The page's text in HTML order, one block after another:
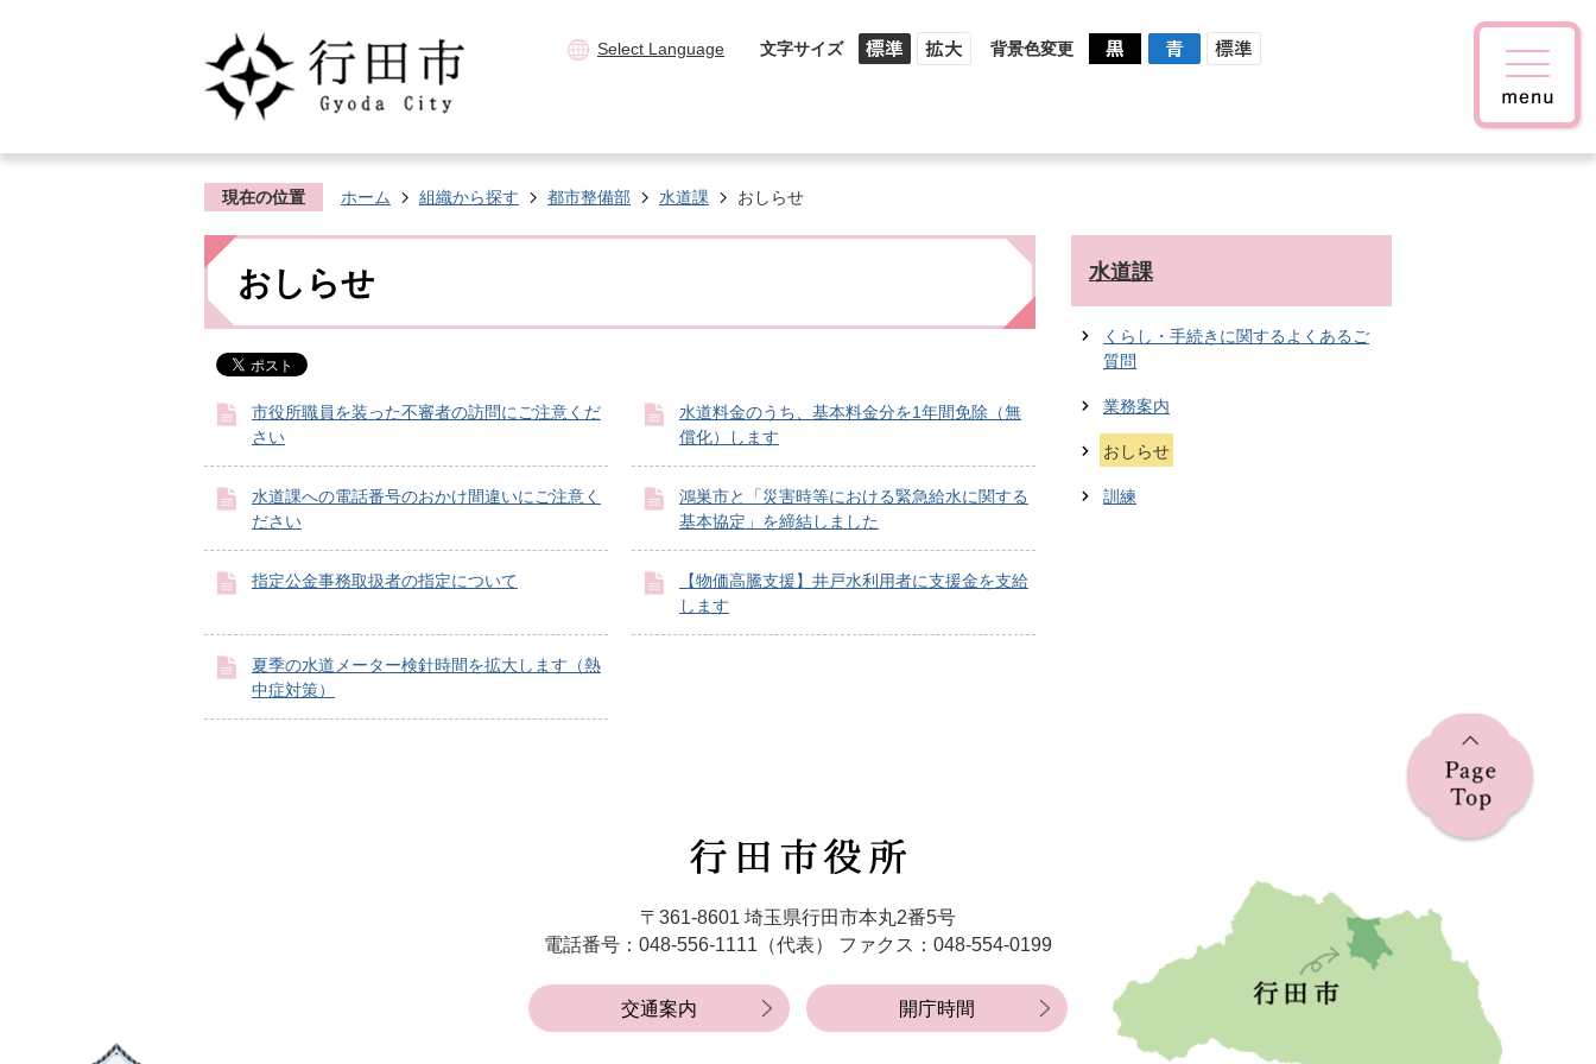
Select Language 文字サイズ 背景色変更
現在の位置 ホーム 組織から探す 都市整備部 水道課 おしらせ
おしらせ
市役所職員を装った不審者の訪問にご注意くだ
さい
水道料金のうち、基本料金分を1年間免除（無
償化）します
水道課への電話番号のおかけ間違いにご注意く
ださい
鴻巣市と「災害時等における緊急給水に関する
基本協定」を締結しました
指定公金事務取扱者の指定について
【物価高騰支援】井戸水利用者に支援金を支給
します
夏季の水道メーター検針時間を拡大します（熱
中症対策）
水道課
くらし・手続きに関するよくあるご
質問
業務案内
おしらせ
訓練
行
田
役
所
〒361-8601 埼玉県行田市本丸2番5号
電話番号：048-556-1111（代表）
ファクス：048-554-0199
交通案内 開庁時間